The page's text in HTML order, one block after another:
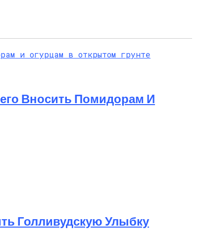
Вносить Помидорам И
Голливудскую Улыбку